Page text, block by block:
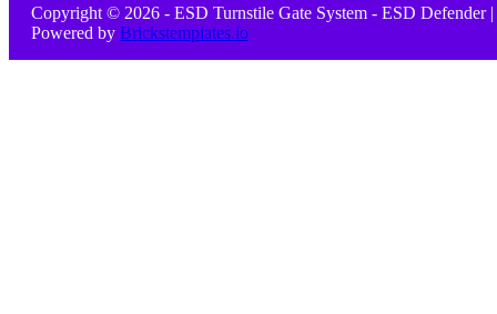
Copyright © 2026 - ESD Turnstile Gate System - ESD Defender |
Powered by Brickstemplates.io